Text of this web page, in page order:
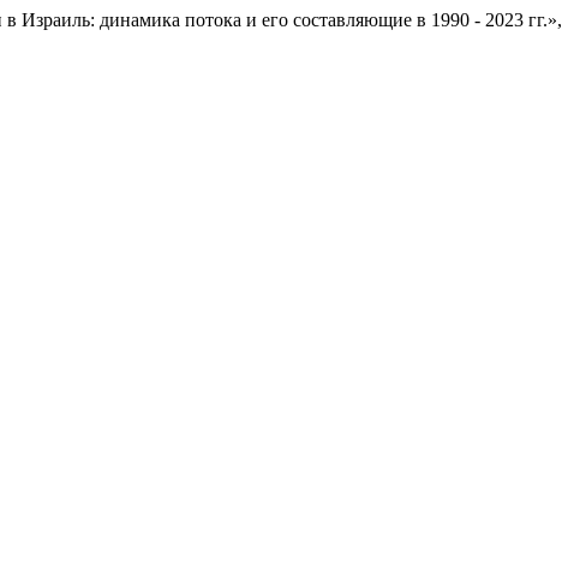
Израиль: динамика потока и его составляющие в 1990 - 2023 гг.»,